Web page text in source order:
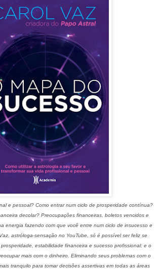
e pessoal? Como entrar num ciclo de prosperidade contínua?
decolar? Preocupações financeiras, boletos vencidos e
energia fazendo com que você entre num ciclo de insucesso e
astróloga-sensação no YouTube, só é possível ser feliz se
estabilidade financeira e sucesso profissional; e o
mais com o dinheiro. Eliminando seus problemas com o
tranquilo para tomar decisões assertivas em todas as áreas